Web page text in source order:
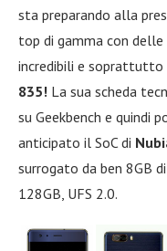
sta preparando alla
top di gamma con
incredibili e soprattutto
835! La sua scheda
su Geekbench e quindi
anticipato il SoC di
surrogato da ben 8GB
128GB, UFS 2.0.